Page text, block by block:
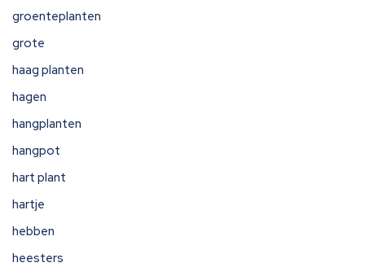
groenteplanten
grote
haag planten
hagen
hangplanten
hangpot
hart plant
hartje
hebben
heesters